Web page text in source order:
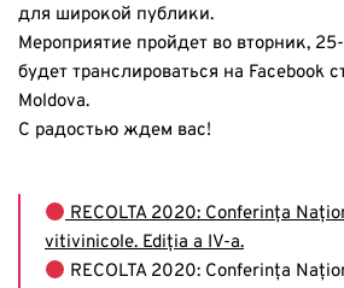
для широкой публики.
Мероприятие пройдет во вторник,
будет транслироваться на Facebook
Moldova.
С радостью ждем вас!
RECOLTA 2020: Conferința
vitivinicole. Ediția a IV-a.
RECOLTA 2020: Conferința